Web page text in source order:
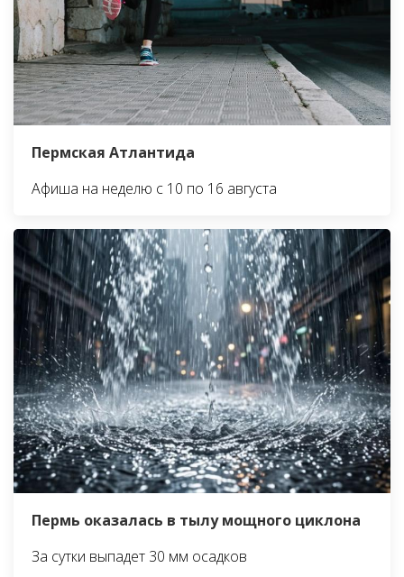
Пермская Атлантида
Афиша на неделю с 10 по 16 августа
Пермь оказалась в тылу мощного циклона
За сутки выпадет 30 мм осадков